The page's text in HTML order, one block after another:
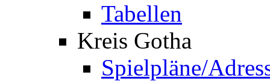
Tabellen
Kreis Gotha
Spielpläne/